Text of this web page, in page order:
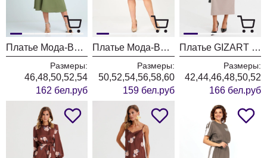
Платье Мода-Версаль 2298/хаки
Размеры:
46,48,50,52,54
162 бел.руб
Платье Мода-Версаль 2383 индиго
Размеры:
50,52,54,56,58,60
159 бел.руб
Платье GIZART 5457 пудрово-серый
Размеры:
42,44,46,48,50,52
166 бел.руб